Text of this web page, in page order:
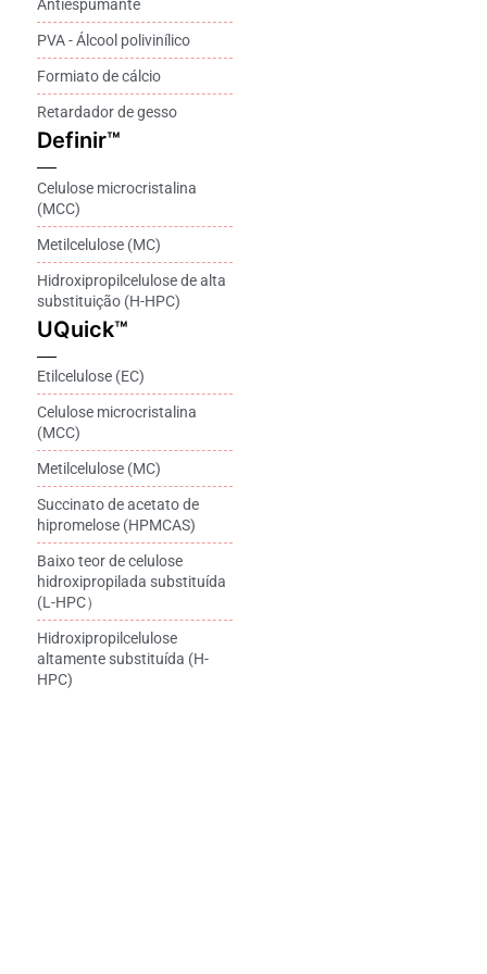
Antiespumante
PVA - Álcool polivinílico
Formiato de cálcio
Retardador de gesso
Definir™
Celulose microcristalina
(MCC)
Metilcelulose (MC)
Hidroxipropilcelulose de alta
substituição (H-HPC)
UQuick™
Etilcelulose (EC)
Celulose microcristalina
(MCC)
Metilcelulose (MC)
Succinato de acetato de
hipromelose (HPMCAS)
Baixo teor de celulose
hidroxipropilada substituída
(L-HPC）
Hidroxipropilcelulose
altamente substituída (H-
HPC)